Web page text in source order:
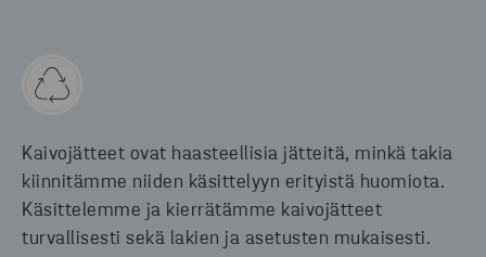
Kaivojätteet ovat haasteellisia jätteitä, minkä takia
kiinnitämme niiden käsittelyyn erityistä huomiota.
Käsittelemme ja kierrätämme kaivojätteet
turvallisesti sekä lakien ja asetusten mukaisesti.